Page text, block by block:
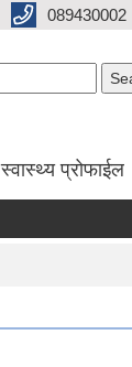
089430002
स्वास्थ्य प्रोफाईल